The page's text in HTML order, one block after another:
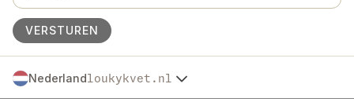
VERSTUREN
Nederlandloukykvet.nl
Česko